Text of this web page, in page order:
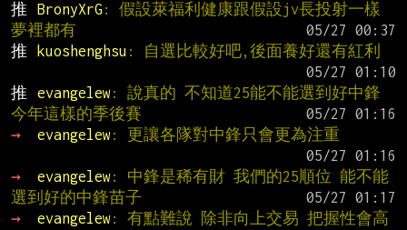
推
BronyXrG: 假設萊福利健康跟假設jv長投射一樣
夢裡都有
推
kuoshenghsu : 自選比較好吧,後面養好還有紅利
推
evangelew: 說真的 不知道25能不能選到好中鋒
今年這樣的季後賽
→
evangelew: 更讓各隊對中鋒只會更為注重
→
evangelew: 中鋒是稀有財 我們的25順位 能不能
選到好的中鋒苗子
→
evangelew: 有點難說 除非向上交易 把握性會高